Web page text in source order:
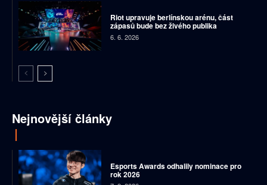
Riot upravuje berlínskou arénu, část
zápasů bude bez živého publika
6. 6. 2026
Nejnovější články
Esports Awards odhalily nominace pro
rok 2026